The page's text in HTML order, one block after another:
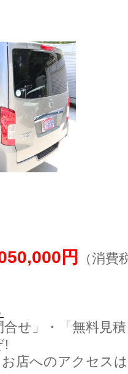
円 （消費
せ」・「無料見
!
店へのアクセス